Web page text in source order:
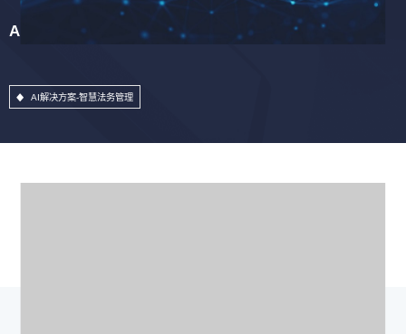
AI解决方案-智慧法务管理
AI解决方案-智慧法务管理